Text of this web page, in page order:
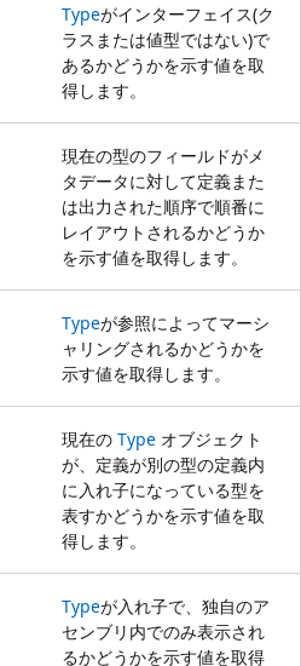
Typeがインターフェイス(ク
ラスまたは値型ではない)で
あるかどうかを示す値を取
得します。
現在の型のフィールドがメ
タデータに対して定義また
は出力された順序で順番に
レイアウトされるかどうか
を示す値を取得します。
Typeが参照によってマーシ
ャリングされるかどうかを
示す値を取得します。
現在の Type オブジェクト
が、定義が別の型の定義内
に入れ子になっている型を
表すかどうかを示す値を取
得します。
Typeが入れ子で、独自のア
センブリ内でのみ表示され
るかどうかを示す値を取得